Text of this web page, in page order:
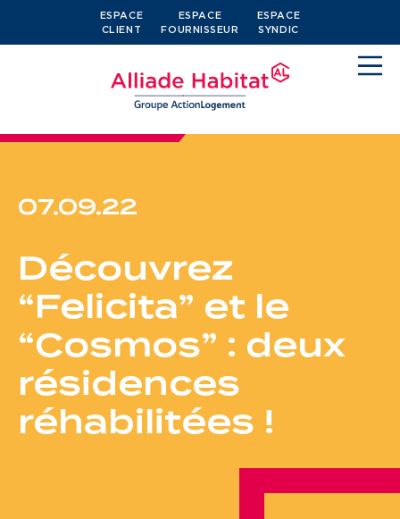
ESPACE
CLIENT
ESPACE
FOURNISSEUR
ESPACE
SYNDIC
Je cherche un logement
J’ai moins de 30 ans
Je suis salarié
J’ai plus de 65 ans
Je cherche un local commercial
Devenir propriétaire
07.09.22
Découvrez
“Felicita” et le
“Cosmos” : deux
résidences
réhabilitées !